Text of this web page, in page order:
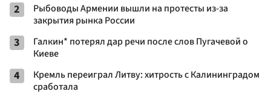
2
Рыбоводы Армении вышли на протесты из-за
закрытия рынка России
3
Галкин* потерял дар речи после слов Пугачевой о
Киеве
4
Кремль переиграл Литву: хитрость с Калининградом
сработала